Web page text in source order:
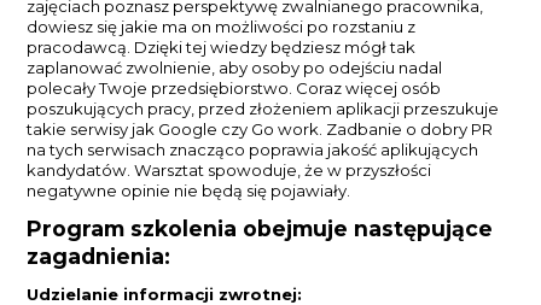
zajęciach poznasz perspektywę zwalnianego pracownika,
dowiesz się jakie ma on możliwości po rozstaniu z
pracodawcą. Dzięki tej wiedzy będziesz mógł tak
zaplanować zwolnienie, aby osoby po odejściu nadal
polecały Twoje przedsiębiorstwo. Coraz więcej osób
poszukujących pracy, przed złożeniem aplikacji przeszukuje
takie serwisy jak Google czy Go work. Zadbanie o dobry PR
na tych serwisach znacząco poprawia jakość aplikujących
kandydatów. Warsztat spowoduje, że w przyszłości
negatywne opinie nie będą się pojawiały.
Program szkolenia obejmuje następujące
zagadnienia:
Udzielanie informacji zwrotnej: